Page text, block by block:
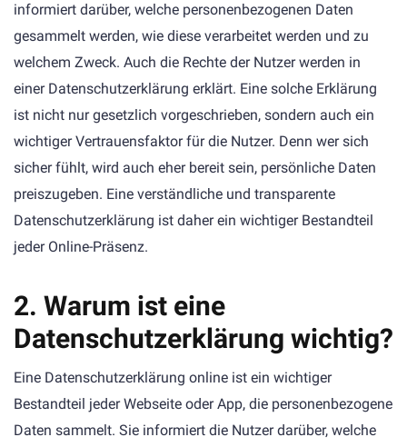
informiert darüber, welche personenbezogenen Daten
gesammelt werden, wie diese verarbeitet werden und zu
welchem Zweck. Auch die Rechte der Nutzer werden in
einer Datenschutzerklärung erklärt. Eine solche Erklärung
ist nicht nur gesetzlich vorgeschrieben, sondern auch ein
wichtiger Vertrauensfaktor für die Nutzer. Denn wer sich
sicher fühlt, wird auch eher bereit sein, persönliche Daten
preiszugeben. Eine verständliche und transparente
Datenschutzerklärung ist daher ein wichtiger Bestandteil
jeder Online-Präsenz.
2. Warum ist eine
Datenschutzerklärung wichtig?
Eine Datenschutzerklärung online ist ein wichtiger
Bestandteil jeder Webseite oder App, die personenbezogene
Daten sammelt. Sie informiert die Nutzer darüber, welche